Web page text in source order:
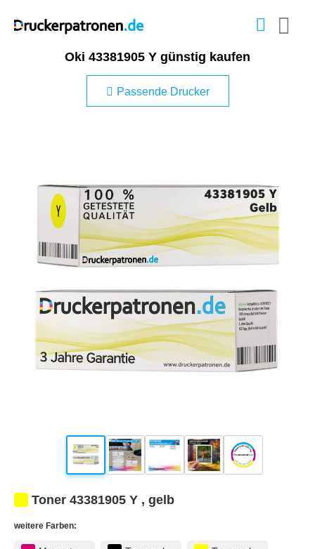
Oki 43381905 Y günstig kaufen
Passende Drucker
Toner 43381905 Y , gelb
weitere Farben: